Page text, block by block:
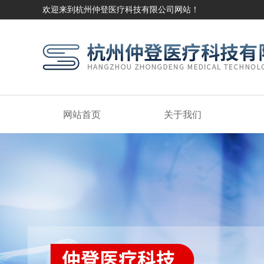
欢迎来到杭州仲登医疗科技有限公司网站！
网站首页 关于我们